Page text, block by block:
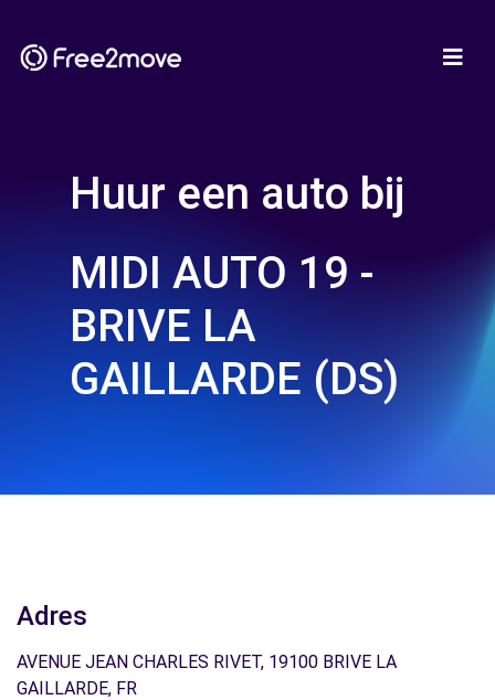
Huur een auto bij
MIDI AUTO 19 -
BRIVE LA
GAILLARDE (DS)
Adres
AVENUE JEAN CHARLES RIVET, 19100 BRIVE LA
GAILLARDE, FR